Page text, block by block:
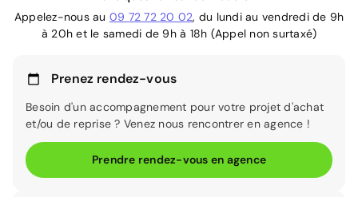
Appelez-nous au 09 72 72 20 02, du lundi au vendredi de 9h
à 20h et le samedi de 9h à 18h (Appel non surtaxé)
Prenez rendez-vous
Besoin d'un accompagnement pour votre projet d'achat
et/ou de reprise ? Venez nous rencontrer en agence !
Prendre rendez-vous en agence